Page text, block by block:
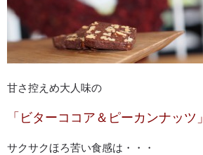
甘さ控えめ大人味の
「ビターココア＆ピーカンナッツ」
サクサクほろ苦い食感は・・・